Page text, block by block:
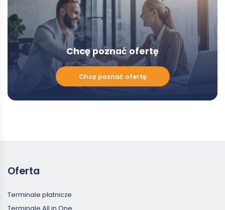
Chcę poznać ofertę
Chcę
Chcę poznać ofertę
Oferta
Terminale płatnicze
Terminale All in One